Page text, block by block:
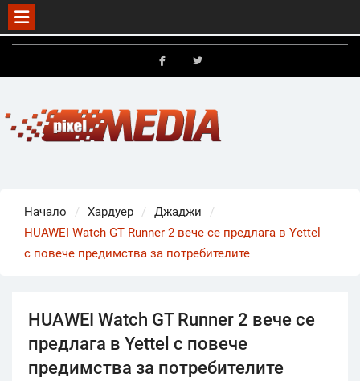
Skip
Начало Хардуер
Джаджи
HUAWEI Watch GT Runner 2 вече се предлага в Yettel
с повече предимства за потребителите
HUAWEI Watch GT Runner 2 вече се
предлага в Yettel с повече
предимства за потребителите